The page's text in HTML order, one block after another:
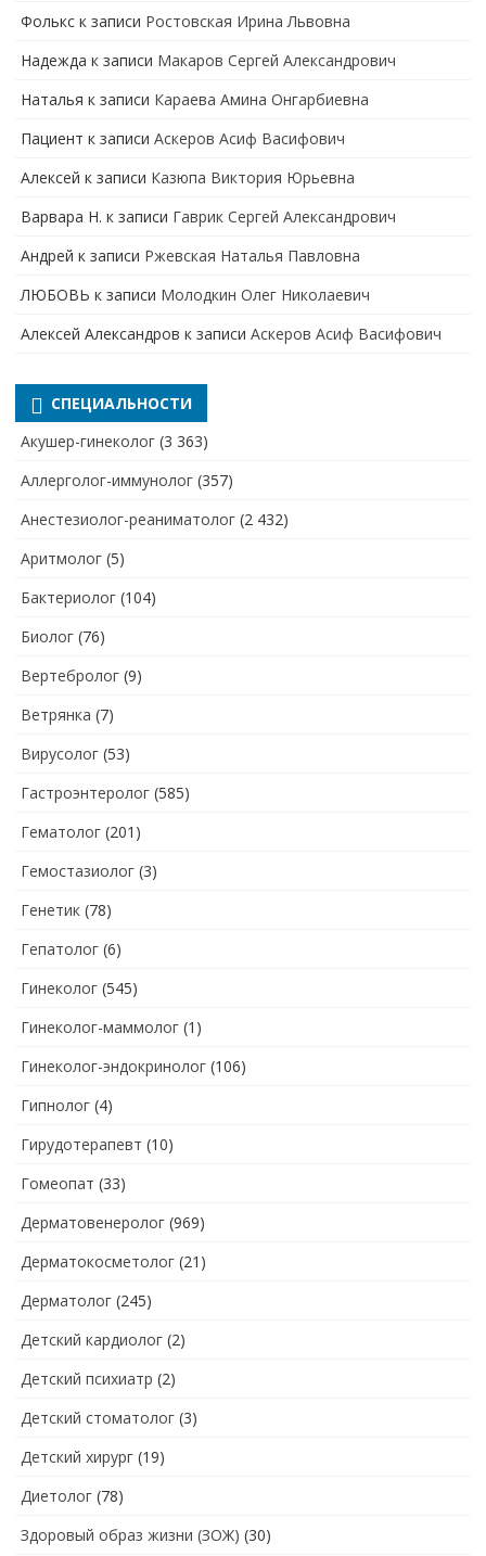
Фолькс к записи Ростовская Ирина Львовна
Надежда к записи Макаров Сергей Александрович
Наталья к записи Караева Амина Онгарбиевна
Пациент к записи Аскеров Асиф Васифович
Алексей к записи Казюпа Виктория Юрьевна
Варвара Н. к записи Гаврик Сергей Александрович
Андрей к записи Ржевская Наталья Павловна
ЛЮБОВЬ к записи Молодкин Олег Николаевич
Алексей Александров к записи Аскеров Асиф Васифович
СПЕЦИАЛЬНОСТИ
Акушер-гинеколог (3 363)
Аллерголог-иммунолог (357)
Анестезиолог-реаниматолог (2 432)
Аритмолог (5)
Бактериолог (104)
Биолог (76)
Вертебролог (9)
Ветрянка (7)
Вирусолог (53)
Гастроэнтеролог (585)
Гематолог (201)
Гемостазиолог (3)
Генетик (78)
Гепатолог (6)
Гинеколог (545)
Гинеколог-маммолог (1)
Гинеколог-эндокринолог (106)
Гипнолог (4)
Гирудотерапевт (10)
Гомеопат (33)
Дерматовенеролог (969)
Дерматокосметолог (21)
Дерматолог (245)
Детский кардиолог (2)
Детский психиатр (2)
Детский стоматолог (3)
Детский хирург (19)
Диетолог (78)
Здоровый образ жизни (ЗОЖ) (30)